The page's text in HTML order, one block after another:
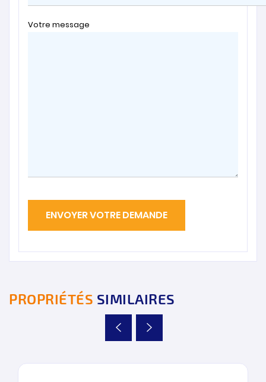
Votre message
PROPRIÉTÉS SIMILAIRES